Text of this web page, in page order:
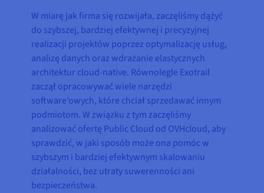
W miarę jak firma się rozwijała, zaczęliśmy dążyć
do szybszej, bardziej efektywnej i precyzyjnej
realizacji projektów poprzez optymalizację usług,
analizę danych oraz wdrażanie elastycznych
architektur cloud-native. Równolegle Exotrail
zaczął opracowywać wiele narzędzi
software’owych, które chciał sprzedawać innym
podmiotom. W związku z tym zaczęliśmy
analizować ofertę Public Cloud od OVHcloud, aby
sprawdzić, w jaki sposób może ona pomóc w
szybszym i bardziej efektywnym skalowaniu
działalności, bez utraty suwerenności ani
bezpieczeństwa.